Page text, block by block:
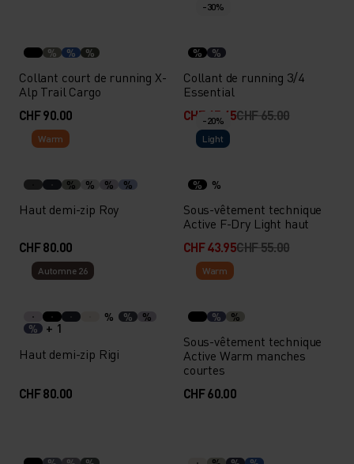
% % %
Collant court de running X-
Alp Trail Cargo
CHF 90.00
-30%
% %
Collant de running 3/4
Essential
CHF 45.45CHF 65.00
Warm
% % % %
Haut demi-zip Roy
CHF 80.00
-20%
Light
% %
Sous-vêtement technique
Active F-Dry Light haut
CHF 43.95CHF 55.00
Automne 26
% %
%
%
+ 1
Haut demi-zip Rigi
CHF 80.00
Warm
% %
Sous-vêtement technique
Active Warm manches
courtes
CHF 60.00